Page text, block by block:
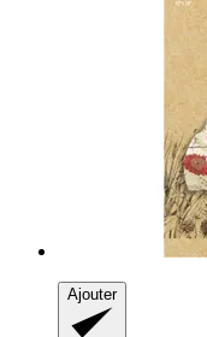
Ajouter